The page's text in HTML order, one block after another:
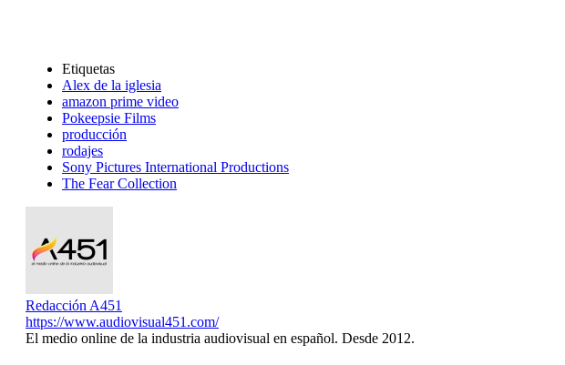
Etiquetas
Alex de la iglesia
amazon prime video
Pokeepsie Films
producción
rodajes
Sony Pictures International Productions
The Fear Collection
Redacción A451
https://www.audiovisual451.com/
El medio online de la industria audiovisual en español. Desde 2012.